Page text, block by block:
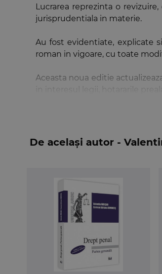
Lucrarea reprezinta o
jurisprudentiala in materie.
Au fost evidentiate, explicate
roman in vigoare, cu toate
Aceasta noua editie
alte hotarari ale instantelor
Asadar, lucrarea este
suficiente elemente teoretice
De același autor -